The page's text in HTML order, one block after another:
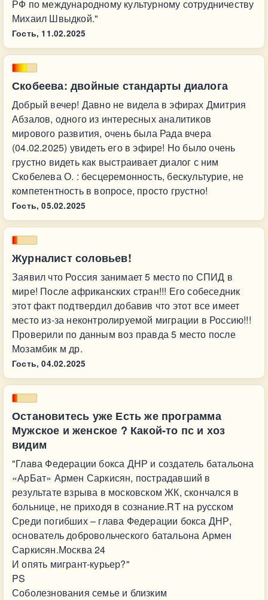
РФ по международному культурному сотрудничеству
Михаил Швыдкой."
Гость, 11.02.2025
Скобеева: двойные стандарты диалога
Добрый вечер! Давно не видела в эфирах Дмитрия
Абзалов, одного из интересных аналитиков
мирового развития, очень была Рада вчера
(04.02.2025) увидеть его в эфире! Но было очень
грустно видеть как выстраивает диалог с ним
Скобелева О. : бесцеремонность, бескультурие, не
компетентность в вопросе, просто грустно!
Гость, 05.02.2025
Журналист соловьев!
Заявил что Россия занимает 5 место по СПИД в
мире! После африканских стран!!! Его собеседник
этот факт подтвердил добавив что этот все имеет
место из-за неконтролируемой миграции в Россию!!!
Проверили по данным воз правда 5 место после
Мозамбик м др.
Гость, 04.02.2025
Остановитесь уже Есть же программа
Мужское и женское ? Какой-то пс и хоз
видим
"Глава Федерации бокса ДНР и создатель батальона
«АрБат» Армен Саркисян, пострадавший в
результате взрыва в московском ЖК, скончался в
больнице, не приходя в сознание.RT на русском
Среди погибших – глава Федерации бокса ДНР,
основатель добровольческого батальона Армен
Саркисян.Москва 24
И опять мигрант-курьер?"
PS
Соболезнования семье и близким